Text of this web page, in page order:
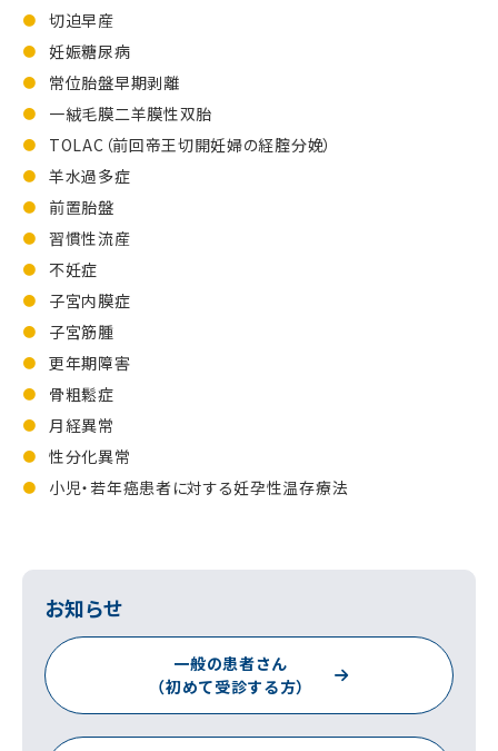
切迫早産
妊娠糖尿病
常位胎盤早期剥離
一絨毛膜二羊膜性双胎
TOLAC（前回帝王切開妊婦の経腟分娩）
羊水過多症
前置胎盤
習慣性流産
不妊症
子宮内膜症
子宮筋腫
更年期障害
骨粗鬆症
月経異常
性分化異常
小児・若年癌患者に対する妊孕性温存療法
お知らせ
一般の患者さん
（初めて受診する方）